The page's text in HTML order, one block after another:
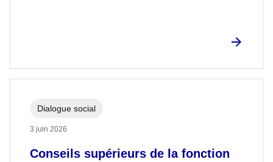
Conseils supérieurs de la fonction
Dialogue social
3 juin 2026